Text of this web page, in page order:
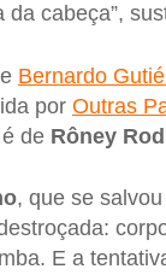
da cabeça”,
Bernardo
por Outras
de Rôney
, que se
E a